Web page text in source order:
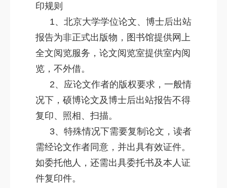
印规则
1、北京大学学位论文、博士后出站
报告为非正式出版物，图书馆提供网上
全文阅览服务，论文阅览室提供室内阅
览，不外借。
2、应论文作者的版权要求，一般情
况下，硕博论文及博士后出站报告不得
复印、照相、扫描。
3、特殊情况下需要复制论文，读者
需经论文作者同意，并出具有效证件。
如委托他人，还需出具委托书及本人证
件复印件。